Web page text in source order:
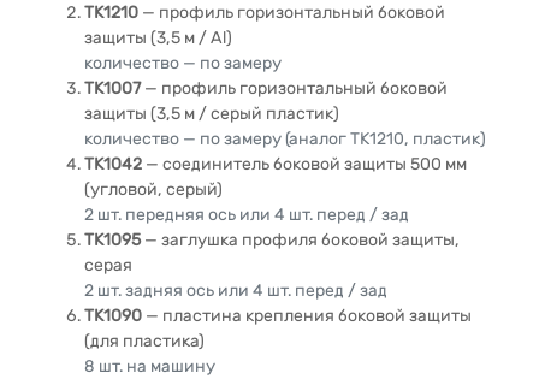
TK1210 — профиль горизонтальный боковой
защиты (3,5 м / Al)
количество — по замеру
TK1007— профиль горизонтальный боковой
защиты (3,5 м / серый пластик)
количество — по замеру (аналог TK1210, пластик)
TK1042 — соединитель боковой защиты 500 мм
(угловой, серый)
2 шт. передняя ось или 4 шт. перед / зад
TK1095— заглушка профиля боковой защиты,
серая
2 шт. задняя ось или 4 шт. перед / зад
TK1090 — пластина крепления боковой защиты
(для пластика)
8 шт. на машину